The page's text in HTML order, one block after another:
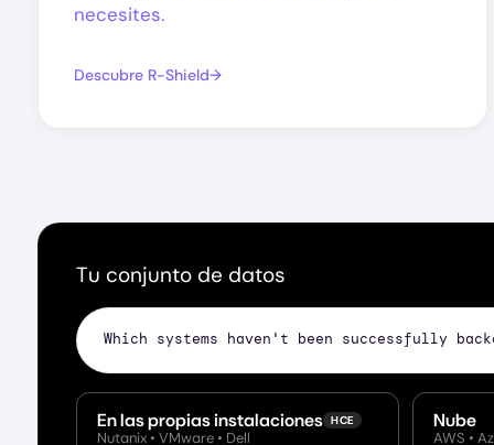
necesites.
Descubre R-Shield
Tu conjunto de datos
Which systems haven't been suc
En las propias instalaciones HCE
Nutanix • VMware • Dell
Nube
AWS •